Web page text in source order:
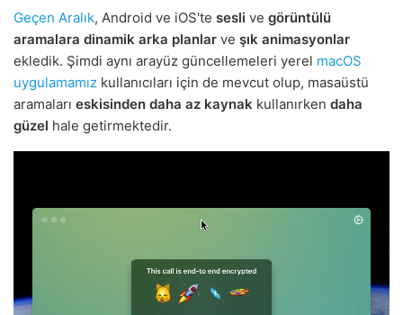
Geçen Aralık, Android ve iOS'te sesli ve görüntülü
aramalara dinamik arka planlar ve şık animasyonlar
ekledik. Şimdi aynı arayüz güncellemeleri yerel macOS
uygulamamız kullanıcıları için de mevcut olup, masaüstü
aramaları eskisinden daha az kaynak kullanırken daha
güzel hale getirmektedir.